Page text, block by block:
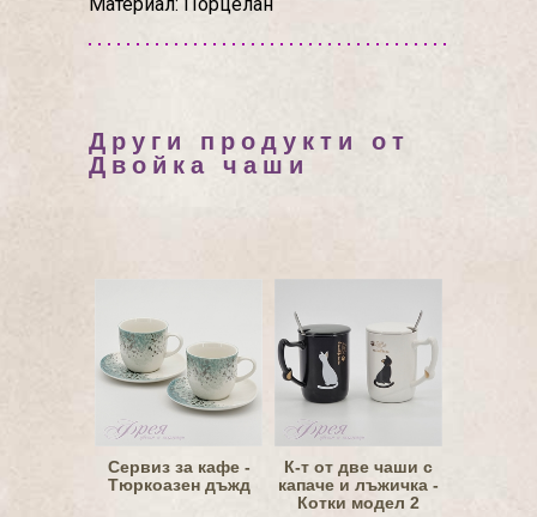
Други продукти от
Двойкa чаши
Сервиз за кафе -
Тюркоазен дъжд
К-т от две чаши с
капаче и лъжичка -
Котки модел 2